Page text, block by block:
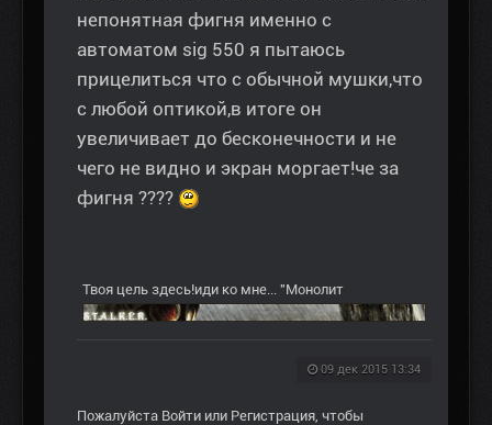
непонятная фигня именно с
автоматом sig 550 я пытаюсь
прицелиться что с обычной мушки,что
с любой оптикой,в итоге он
увеличивает до бесконечности и не
чего не видно и экран моргает!че за
фигня ????
Твоя цель здесь!иди ко мне... "Монолит
09 дек 2015 13:34
Пожалуйста Войти или Регистрация , чтобы